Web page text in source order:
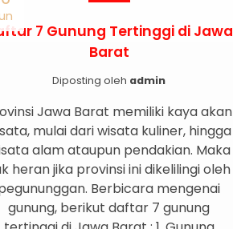
7 Gunung Tertinggi di Jawa
Barat
Diposting oleh admin
Jawa Barat memiliki kaya akan
mulai dari wisata kuliner, hingga
alam ataupun pendakian. Maka
heran jika provinsi ini dikelilingi oleh
Berbicara mengenai
gunung, berikut daftar 7 gunung